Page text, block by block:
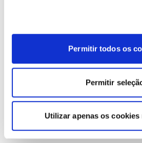
Permitir todos os
Permitir
Utilizar apenas os cookies